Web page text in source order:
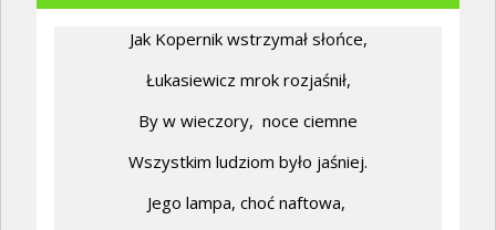
Jak Kopernik wstrzymał słońce,
Łukasiewicz mrok rozjaśnił,
By w wieczory, noce ciemne
Wszystkim ludziom było jaśniej.
Jego lampa, choć naftowa,